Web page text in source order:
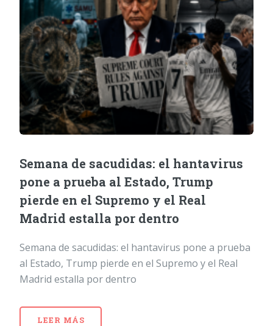
Semana de sacudidas: el hantavirus
pone a prueba al Estado, Trump
pierde en el Supremo y el Real
Madrid estalla por dentro
Semana de sacudidas: el hantavirus pone a prueba
al Estado, Trump pierde en el Supremo y el Real
Madrid estalla por dentro
LEER MÁS